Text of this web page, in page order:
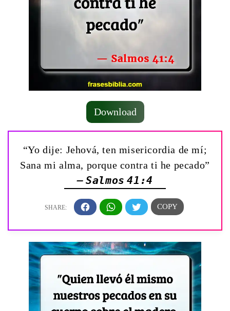
Download
“Yo dije: Jehová, ten misericordia de mí;
Sana mi alma, porque contra ti he pecado”
— Salmos 41:4